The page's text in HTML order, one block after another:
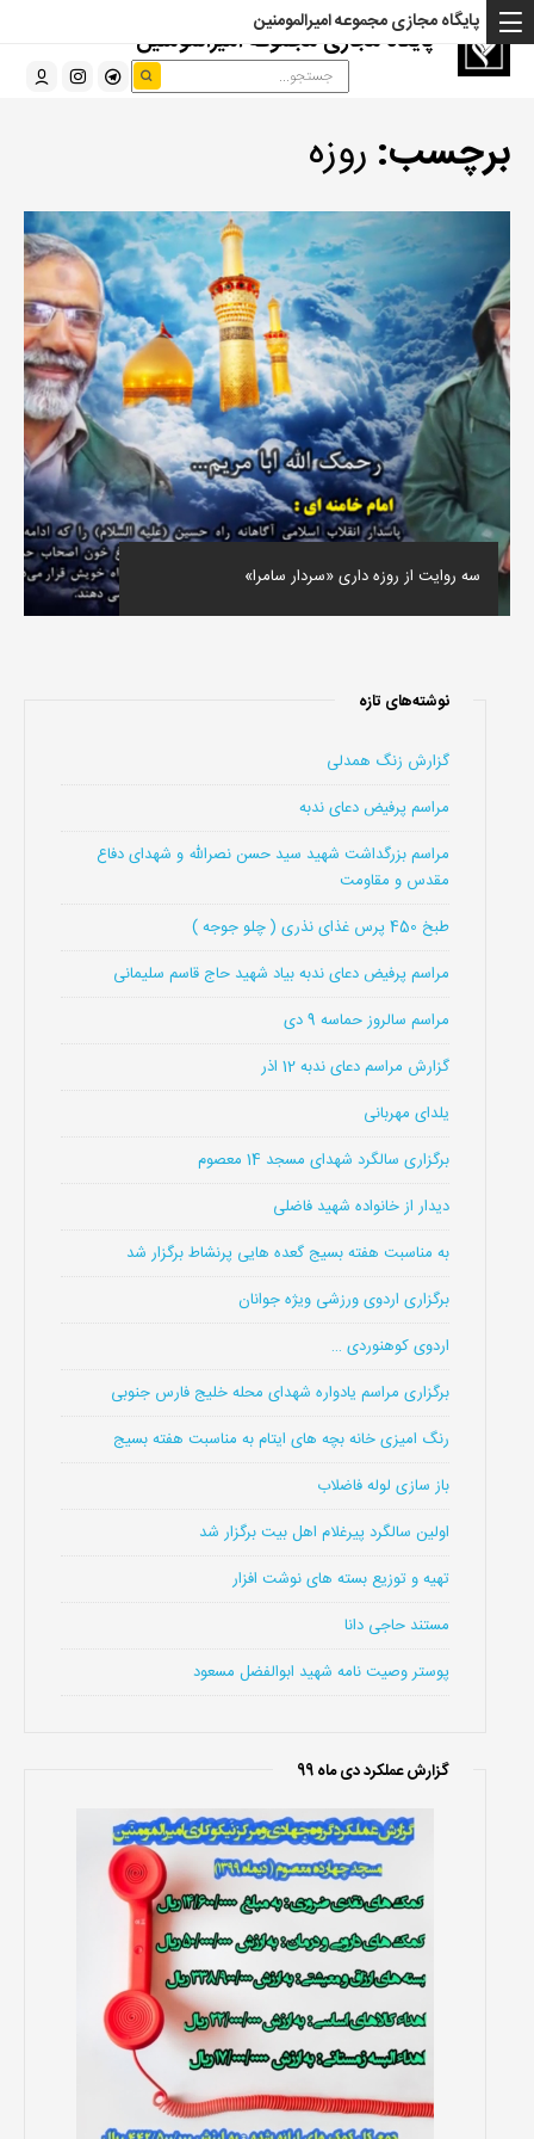
پایگاه مجازی مجموعه امیرالمومنین
پایگاه مجازی مجموعه امیرالمومنین
برچسب: روزه
سه روایت از روزه داری «سردار سامرا»
نوشته‌های تازه
گزارش زنگ همدلی
مراسم پرفیض دعای ندبه
مراسم بزرگداشت شهید سید حسن نصرالله و شهدای دفاع
مقدس و مقاومت
طبخ 450 پرس غذای نذری ( چلو جوجه )
مراسم پرفیض دعای ندبه بیاد شهید حاج قاسم سلیمانی
مراسم سالروز حماسه 9 دی
گزارش مراسم دعای ندبه 12 اذر
یلدای مهربانی
برگزاری سالگرد شهدای مسجد 14 معصوم
دیدار از خانواده شهید فاضلی
به مناسبت هفته بسیج گعده هایی پرنشاط برگزار شد
برگزاری اردوی ورزشی ویژه جوانان
اردوی کوهنوردی …
برگزاری مراسم یادواره شهدای محله خلیج فارس جنوبی
رنگ امیزی خانه بچه های ایتام به مناسبت هفته بسیج
باز سازی لوله فاضلاب
اولین سالگرد پیرغلام اهل بیت برگزار شد
تهیه و توزیع بسته های نوشت افزار
مستند حاجی دانا
پوستر وصیت نامه شهید ابوالفضل مسعود
گزارش عملکرد دی ماه 99